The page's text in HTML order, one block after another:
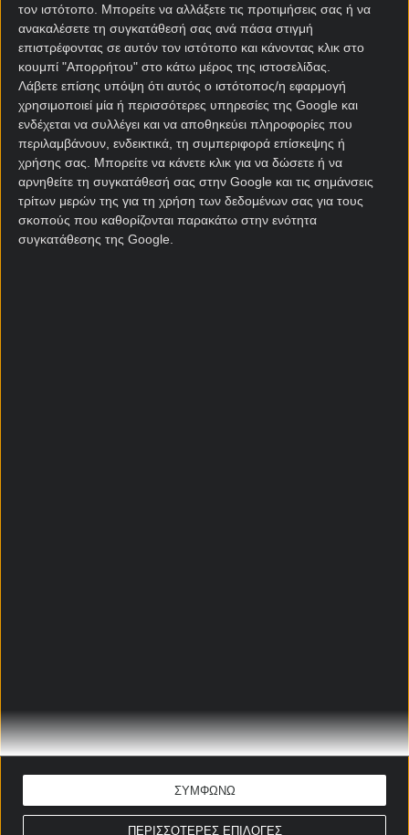
τον ιστότοπο. Μπορείτε να αλλάξετε τις προτιμήσεις σας ή να
ανακαλέσετε τη συγκατάθεσή σας ανά πάσα στιγμή
επιστρέφοντας σε αυτόν τον ιστότοπο και κάνοντας κλικ στο
κουμπί "Απορρήτου" στο κάτω μέρος της ιστοσελίδας.
Λάβετε επίσης υπόψη ότι αυτός ο ιστότοπος/η εφαρμογή
χρησιμοποιεί μία ή περισσότερες υπηρεσίες της Google και
ενδέχεται να συλλέγει και να αποθηκεύει πληροφορίες που
περιλαμβάνουν, ενδεικτικά, τη συμπεριφορά επίσκεψης ή
χρήσης σας. Μπορείτε να κάνετε κλικ για να δώσετε ή να
αρνηθείτε τη συγκατάθεσή σας στην Google και τις σημάνσεις
τρίτων μερών της για τη χρήση των δεδομένων σας για τους
σκοπούς που καθορίζονται παρακάτω στην ενότητα
συγκατάθεσης της Google.
ΠΕΡΙΣΣΟΤΕΡΕΣ ΕΠΙΛΟΓΕΣ
ΣΥΜΦΩΝΩ
Το Καμερούν για να βρεθεί στους «8» χρειάστηκε να
ξεπεράσει το εμπόδιο της Νότιας Αφρικής (2-1). Ένα
ματς στο οποίο ζορίστηκε αρκετά, αφού
Με Ακτή Ελεφαντοστού και Μοζαμβίκη στον όμιλο
είχε ελαφρώς πιο δύσκολο έργο από την αποψινή
της αντίπαλο. Ίσως έτσι να δικαιολογούνται οι τρεις
ξεχωριστές περιπτώσεις που παραβιάστηκε η εστία
του.
Κρίσιμο το σημείο που φτάσαμε. Οι διαφορές
μικραίνουν, ενώ το άγχος αυξάνεται. Θα μετρήσει